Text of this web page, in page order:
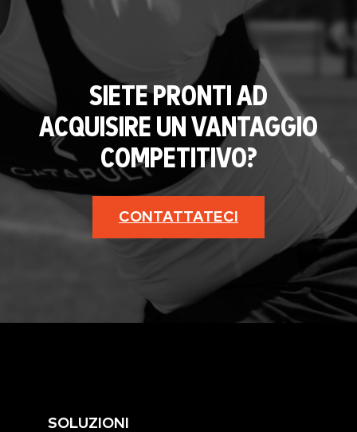
SIETE PRONTI AD
ACQUISIRE UN VANTAGGIO
COMPETITIVO?
CONTATTATECI
SOLUZIONI